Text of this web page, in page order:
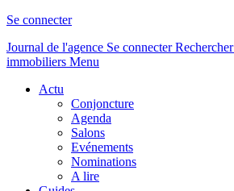
Se connecter
Journal de l'agence Se connecterRechercher
immobiliers Menu
Actu
Conjoncture
Agenda
Salons
Evénements
Nominations
A lire